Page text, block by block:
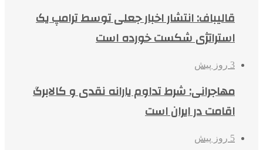
قالیباف: انتشار اخبار جعلی توسط ترامپ یک
استراتژی شکست خورده است
3 روز پیش
مهاجرانی: شرط تداوم یارانه نقدی و کالابرگ
اقامت در ایران است
5 روز پیش